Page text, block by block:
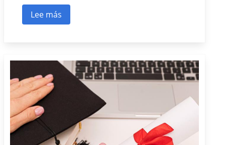
Lee más
sobre Nuevos trámites de grado y